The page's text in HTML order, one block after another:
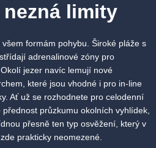
nezná limity
formám pohybu. Široké pláže s
adrenalinové zóny pro
jezer navíc lemují nové
které jsou vhodné i pro in-line
Ať už se rozhodnete pro celodenní
průzkumu okolních vyhlídek,
přesně ten typ osvěžení, který v
prakticky neomezené.